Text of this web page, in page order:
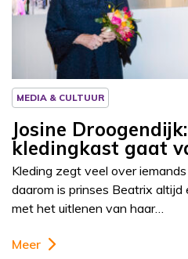
Josine
MEDIA & CULTUUR
Josine
kledingkast gaat
Kleding zegt veel over
daarom is prinses Beatrix
met het uitlenen van haar…
Meer